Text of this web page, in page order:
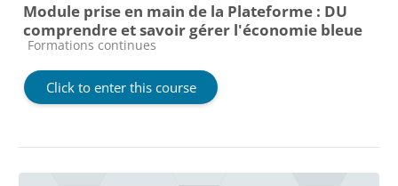
Module prise en main de la Plateforme : DU
comprendre et savoir gérer l'économie bleue
Course category
Formations continues
Click to enter this course